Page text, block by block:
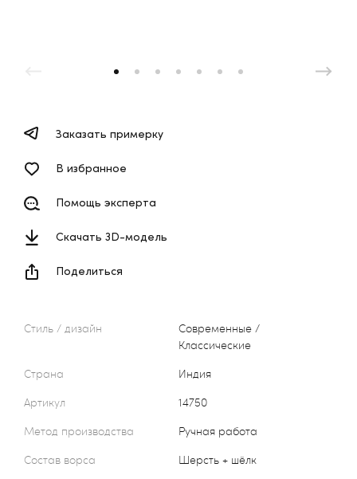
Стиль / дизайн
Современные /
Классические
Страна
Индия
Артикул
14750
Метод производства
Ручная работа
Состав ворса
Шерсть + шёлк
Заказать примерку
В избранное
Помощь эксперта
Скачать 3D-модель
Поделиться